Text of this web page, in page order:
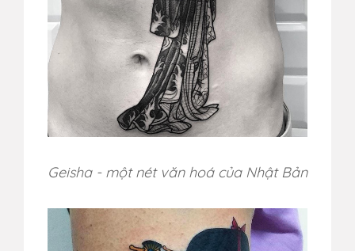
Geisha - một nét văn hoá của Nhật Bản